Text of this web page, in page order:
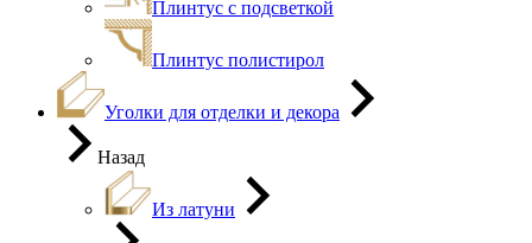
Плинтус с подсветкой
Плинтус полистирол
Уголки для отделки и декора
Назад
Из латуни